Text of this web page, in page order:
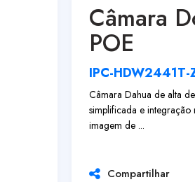
Câmara
POE
IPC-HDW2441T-
Câmara Dahua de alta
simplificada e
imagem de ...
Compartilhar